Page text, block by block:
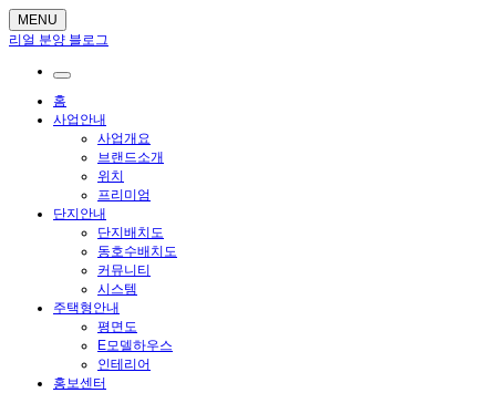
MENU
리얼 분양 블로그
홈
사업안내
사업개요
브랜드소개
위치
프리미엄
단지안내
단지배치도
동호수배치도
커뮤니티
시스템
주택형안내
평면도
E모델하우스
인테리어
홍보센터